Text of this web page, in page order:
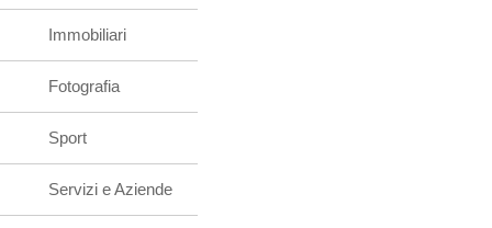
Immobiliari
Fotografia
Sport
Servizi e Aziende